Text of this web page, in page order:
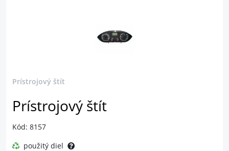
Prístrojový štít
Prístrojový štít
Kód: 8157
použitý diel